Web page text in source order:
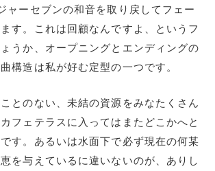
ャーセブンの和音を取り戻してフェー
す。これは回顧なんですよ、というフ
うか、オープニングとエンディングの
構造は私が好む定型の一つです。
とのない、未結の資源をみなたくさん
フェテラスに入ってはまたどこかへと
す。あるいは水面下で必ず現在の何某
を与えているに違いないのが、ありし